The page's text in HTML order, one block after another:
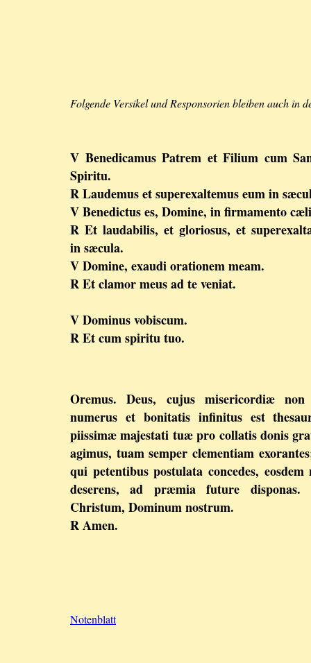
Folgende Versikel und Responsorien bleiben auch in
V Benedicamus Patrem et Filium cum
Spiritu.
R Laudemus et superexaltemus eum in
V Benedictus es, Domine, in firmamento
R Et laudabilis, et gloriosus, et
in sæcula.
V Domine, exaudi orationem meam.
R Et clamor meus ad te veniat.
V Dominus vobiscum.
R Et cum spiritu tuo.
Oremus. Deus, cujus misericordiæ non
numerus et bonitatis infinitus est
piissimæ majestati tuæ pro collatis donis
agimus, tuam semper clementiam
qui petentibus postulata concedes, eosdem
deserens, ad præmia future disponas.
Christum, Dominum nostrum.
R Amen.
Notenblatt